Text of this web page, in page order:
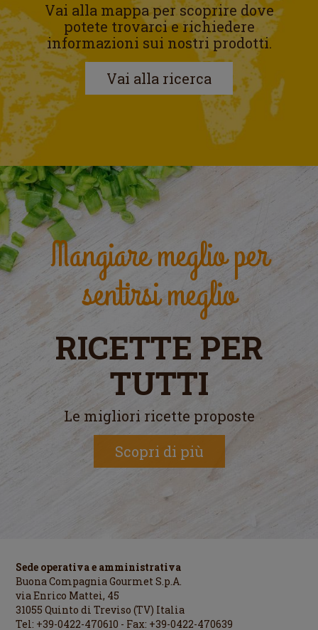
Vai alla mappa per scoprire dove
potete trovarci e richiedere
informazioni sui nostri prodotti.
Vai alla ricerca
Mangiare meglio per
sentirsi meglio
RICETTE PER
TUTTI
Le migliori ricette proposte
Scopri di più
Sede operativa e amministrativa
Buona Compagnia Gourmet S.p.A.
via Enrico Mattei, 45
31055 Quinto di Treviso (TV) Italia
Tel: +39-0422-470610 - Fax: +39-0422-470639